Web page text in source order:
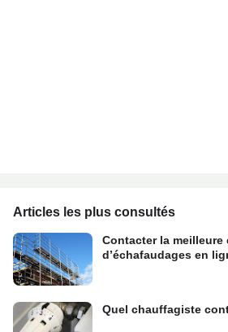
Articles les plus consultés
Contacter la meilleure
d’échafaudages en
Quel chauffagiste